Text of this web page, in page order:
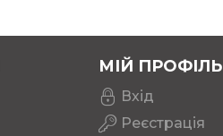
МІЙ ПРОФІЛЬ
Вхід
Реєстрація